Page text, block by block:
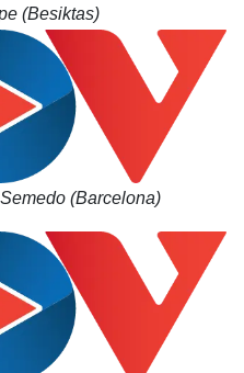
Multimedia
E-Magazine
Infographic
(Besiktas)
(Barcelona)